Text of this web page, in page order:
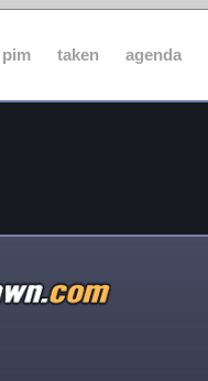
pim taken agenda